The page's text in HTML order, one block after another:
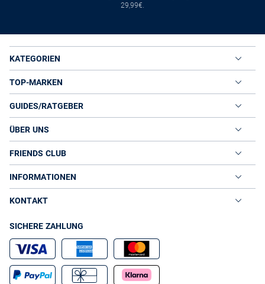
29,99€.
KATEGORIEN
TOP-MARKEN
GUIDES/RATGEBER
ÜBER UNS
FRIENDS CLUB
INFORMATIONEN
KONTAKT
SICHERE ZAHLUNG